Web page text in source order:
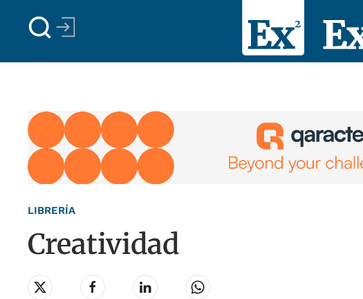
Skip to main content
LIBRERÍA
Creatividad